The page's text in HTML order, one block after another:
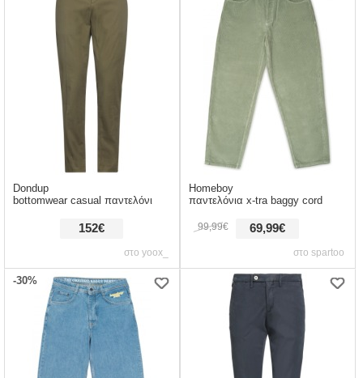
στο yoox_
Dondup
bottomwear casual παντελόνι
152€
στο spartoo
Homeboy
παντελόνια x-tra baggy cord
69,99€
99,99€
-30%